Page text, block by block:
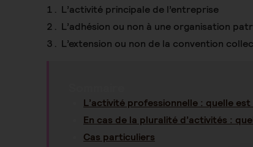
L’activité principale de l’entreprise
L’adhésion ou non à une organisation
L’extension ou non de la convention
L’activité professionnelle : quelle
En cas de la pluralité d’activités :
Cas particuliers